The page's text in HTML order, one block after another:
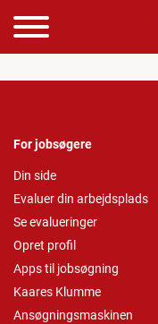
For jobsøgere
Din side
Evaluer din arbejdsplads
Se evalueringer
Opret profil
Apps til jobsøgning
Kaares Klumme
Ansøgningsmaskinen